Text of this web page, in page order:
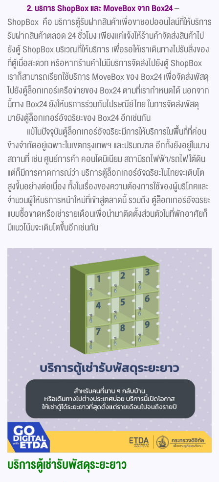
2. บริการ ShopBox และ MoveBox จาก Box24–
ShopBox คือ บริการตู้รับฝากสินค้าเพื่อขาชอปออนไลน์ที่ให้บริการ
รับฝากสินค้าตลอด 24 ชั่วโมง เพียงแค่แจ้งให้ร้านค้าจัดส่งสินค้าไป
ยังตู้ ShopBox บริเวณที่ให้บริการ เพื่อรอให้เราเดินทางไปรับสิ่งของ
ที่ตู้เมื่อสะดวก หรือหากร้านค้าไม่มีบริการจัดส่งไปยังตู้ ShopBox
เราก็สามารถเรียกใช้บริการ MoveBox ของ Box24 เพื่อจัดส่งพัสดุ
ไปยังตู้ล็อกเกอร์เครือข่ายของ Box24 ตามที่เรากำหนดได้ นอกจาก
นี้ทาง Box24 ยังให้บริการร่วมกับไปรษณีย์ไทย ในการจัดส่งพัสดุ
มายังตู้ล็อกเกอร์อัจฉริยะของ Box24 อีกเช่นกัน
แม้ในปัจจุบันตู้ล็อกเกอร์อัจฉริยะมีการให้บริการในพื้นที่ที่ค่อน
ข้างจำกัดอยู่เฉพาะในเขตกรุงเทพฯ และปริมณฑล อีกทั้งยังอยู่ในบาง
สถานที่ เช่น ศูนย์การค้า คอนโดมิเนียม สถานีรถไฟฟ้า/รถไฟใต้ดิน
แต่ก็มีการคาดการณ์ว่า บริการตู้ล็อกเกอร์อัจฉริยะในไทยจะเติบโต
สูงขึ้นอย่างต่อเนื่อง ทั้งในเรื่องของความต้องการใช้ของผู้บริโภคและ
จำนวนผู้ให้บริการหน้าใหม่ที่เข้าสู่ตลาดนี้ รวมถึง ตู้ล็อกเกอร์อัจฉริยะ
แบบซื้อขาดหรือเช่ารายเดือนเพื่อนำมาติดตั้งส่วนตัวในที่พักอาศัยก็
มีแนวโน้มจะเติบโตขึ้นอีกเช่นกัน
บริการตู้เช่ารับพัสดุระยะยาว